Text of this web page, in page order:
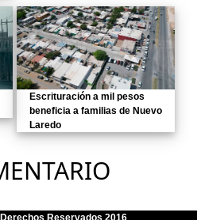
Escrituración a mil pesos
beneficia a familias de Nuevo
Laredo